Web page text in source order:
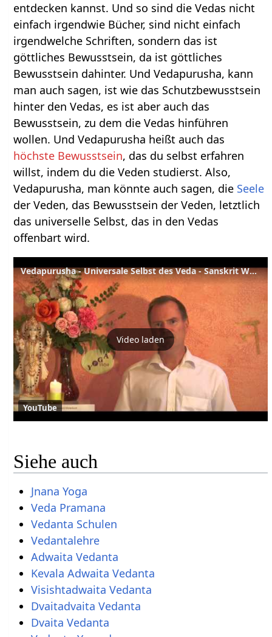
entdecken kannst. Und so sind die Vedas nicht
einfach irgendwie Bücher, sind nicht einfach
irgendwelche Schriften, sondern das ist
göttliches Bewusstsein, da ist göttliches
Bewusstsein dahinter. Und Vedapurusha, kann
man auch sagen, ist wie das Schutzbewusstsein
hinter den Vedas, es ist aber auch das
Bewusstsein, zu dem die Vedas hinführen
wollen. Und Vedapurusha heißt auch das
höchste Bewusstsein, das du selbst erfahren
willst, indem du die Veden studierst. Also,
Vedapurusha, man könnte auch sagen, die Seele
der Veden, das Bewusstsein der Veden, letztlich
das universelle Selbst, das in den Vedas
offenbart wird.
Vedapurusha - Universale Selbst des Veda - Sanskrit Wörterbuch
Video laden
YouTube
Siehe auch
Jnana Yoga
Veda Pramana
Vedanta Schulen
Vedantalehre
Adwaita Vedanta
Kevala Adwaita Vedanta
Visishtadwaita Vedanta
Dvaitadvaita Vedanta
Dvaita Vedanta